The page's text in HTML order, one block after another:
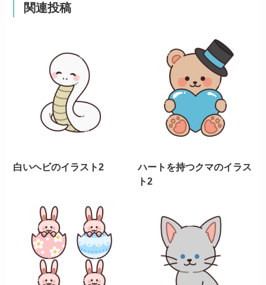
関連投稿
白いヘビのイラスト2
ハートを持つクマのイラス
ト2